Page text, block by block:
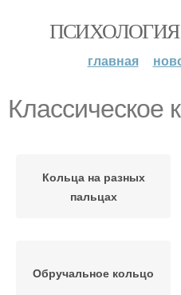
главная
Классическое
Кольца на разных
пальцах
Обручальное кольцо